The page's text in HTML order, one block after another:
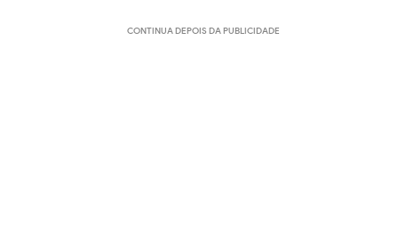
CONTINUA DEPOIS DA PUBLICIDADE